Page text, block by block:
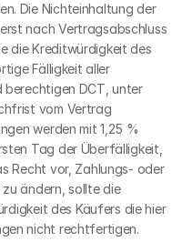
Die Nichteinhaltung der
nach Vertragsabschluss
die Kreditwürdigkeit des
Fälligkeit aller
berechtigen DCT, unter
vom Vertrag
werden mit 1,25 %
Tag der Überfälligkeit,
Recht vor, Zahlungs- oder
ändern, sollte die
des Käufers die hier
nicht rechtfertigen.